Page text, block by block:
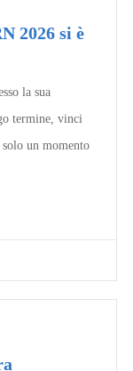
2026 si è
la sua
termine, vinci
un momento